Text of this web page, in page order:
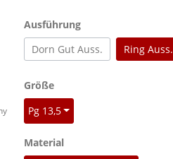
Ausführungauswählen
Dorn Gut Auss.
Ring Auss.
Größeauswählen
Pg 13,5
Materialauswählen